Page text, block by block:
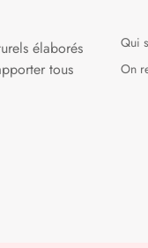
élaborés
tous
Qui
On